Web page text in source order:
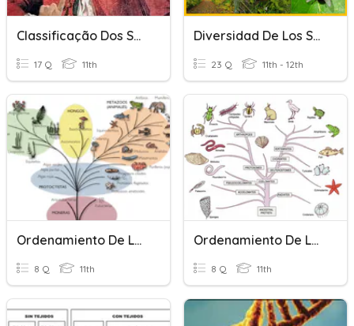
Classificação Dos Seres Vivos
17 Q 11th
Diversidad De Los Seres Vivos
23 Q 11th - 12th
Ordenamiento De Los Seres Vivos Y Evolución
8 Q 11th
Ordenamiento De Los Seres Vivos Y Evolución
8 Q 11th